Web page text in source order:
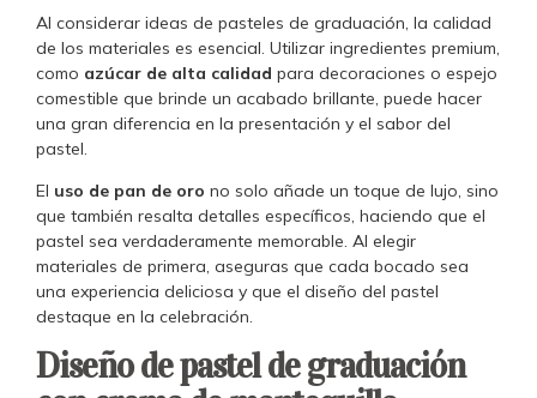
Al considerar ideas de pasteles de graduación, la calidad
de los materiales es esencial. Utilizar ingredientes premium,
como azúcar de alta calidad para decoraciones o espejo
comestible que brinde un acabado brillante, puede hacer
una gran diferencia en la presentación y el sabor del
pastel.
El uso de pan de oro no solo añade un toque de lujo, sino
que también resalta detalles específicos, haciendo que el
pastel sea verdaderamente memorable. Al elegir
materiales de primera, aseguras que cada bocado sea
una experiencia deliciosa y que el diseño del pastel
destaque en la celebración.
Diseño de pastel de graduación